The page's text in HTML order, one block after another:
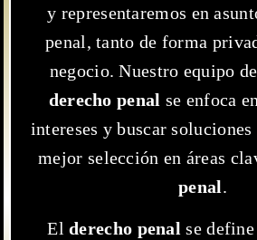
y representaremos en
penal, tanto de forma
negocio. Nuestro equipo
derecho penal se enfoca
intereses y buscar soluciones
mejor selección en áreas
penal.
Elderecho penal se